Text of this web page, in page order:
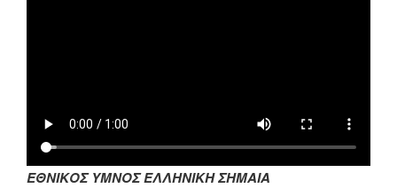
ΕΘΝΙΚΟΣ ΥΜΝΟΣ ΕΛΛΗΝΙΚΗ ΣΗΜΑΙΑ